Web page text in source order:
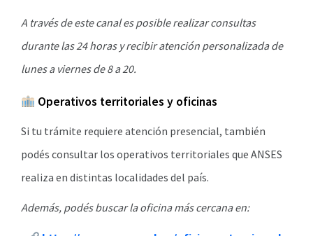
A través de este canal es posible realizar consultas
durante las 24 horas y recibir atención personalizada de
lunes a viernes de 8 a 20.
Operativos territoriales y oficinas
Si tu trámite requiere atención presencial, también
podés consultar los operativos territoriales que ANSES
realiza en distintas localidades del país.
Además, podés buscar la oficina más cercana en: